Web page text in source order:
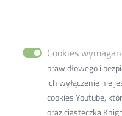
Cookies
prawidłowego i
ich wyłączenie nie
cookies Youtube,
oraz ciasteczka